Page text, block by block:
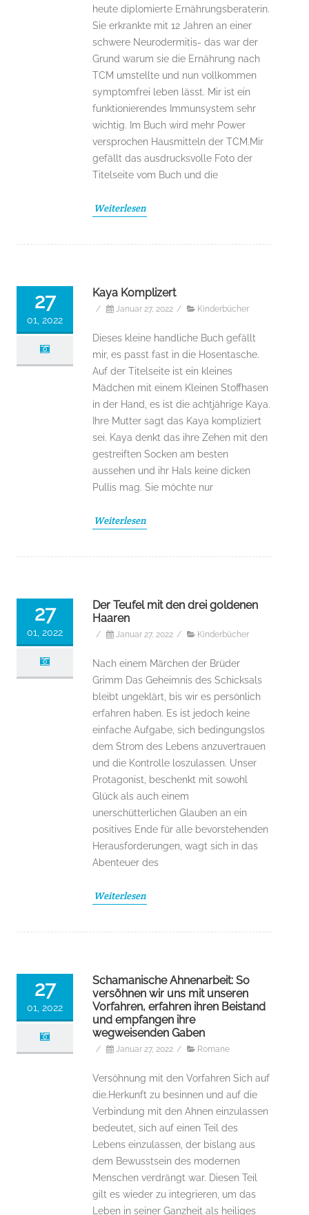
heute diplomierte Ernährungsberaterin.
Sie erkrankte mit 12 Jahren an einer
schwere Neurodermitis- das war der
Grund warum sie die Ernährung nach
TCM umstellte und nun vollkommen
symptomfrei leben lässt. Mir ist ein
funktionierendes Immunsystem sehr
wichtig. Im Buch wird mehr Power
versprochen Hausmitteln der TCM.Mir
gefällt das ausdrucksvolle Foto der
Titelseite vom Buch und die
Weiterlesen
27
01, 2022
Kaya Komplizert
/ Januar 27, 2022 / Kinderbücher
Dieses kleine handliche Buch gefällt
mir, es passt fast in die Hosentasche.
Auf der Titelseite ist ein kleines
Mädchen mit einem Kleinen Stoffhasen
in der Hand, es ist die achtjährige Kaya.
Ihre Mutter sagt das Kaya kompliziert
sei. Kaya denkt das ihre Zehen mit den
gestreiften Socken am besten
aussehen und ihr Hals keine dicken
Pullis mag. Sie möchte nur
Weiterlesen
27
01, 2022
Der Teufel mit den drei goldenen
Haaren
/ Januar 27, 2022 / Kinderbücher
Nach einem Märchen der Brüder
Grimm Das Geheimnis des Schicksals
bleibt ungeklärt, bis wir es persönlich
erfahren haben. Es ist jedoch keine
einfache Aufgabe, sich bedingungslos
dem Strom des Lebens anzuvertrauen
und die Kontrolle loszulassen. Unser
Protagonist, beschenkt mit sowohl
Glück als auch einem
unerschütterlichen Glauben an ein
positives Ende für alle bevorstehenden
Herausforderungen, wagt sich in das
Abenteuer des
Weiterlesen
27
01, 2022
Schamanische Ahnenarbeit: So
versöhnen wir uns mit unseren
Vorfahren, erfahren ihren Beistand
und empfangen ihre
wegweisenden Gaben
/ Januar 27, 2022 / Romane
Versöhnung mit den Vorfahren Sich auf
die.Herkunft zu besinnen und auf die
Verbindung mit den Ahnen einzulassen
bedeutet, sich auf einen Teil des
Lebens einzulassen, der bislang aus
dem Bewusstsein des modernen
Menschen verdrängt war. Diesen Teil
gilt es wieder zu integrieren, um das
Leben in seiner Ganzheit als heiliges